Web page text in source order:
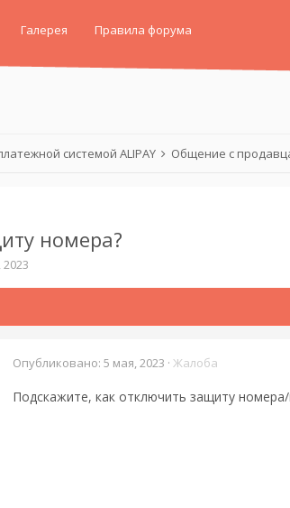
Галерея Правила форума
системой ALIPAY Общение с
номера?
Опубликовано: 5 мая, 2023 · Жалоба
Подскажите, как отключить защиту